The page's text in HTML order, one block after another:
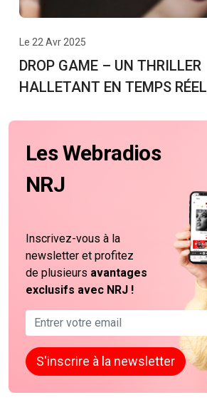
Le 22 Avr 2025
DROP GAME – UN THRILLER
HALLETANT EN TEMPS RÉEL
Les Webradios
NRJ
Inscrivez-vous à la
newsletter et profitez
de plusieurs avantages
exclusifs avec NRJ !
Formulaire